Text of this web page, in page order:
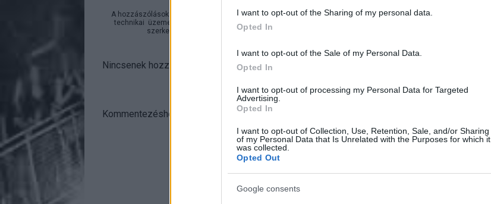
I want to opt-out of the Sharing of my personal data.
Opted In
I want to opt-out of the Sale of my Personal Data.
Opted In
I want to opt-out of processing my Personal Data for Targeted
Advertising.
Opted In
I want to opt-out of Collection, Use, Retention, Sale, and/or Sharing
of my Personal Data that Is Unrelated with the Purposes for which it
was collected.
Opted Out
Google consents
A hozzászólások a vonatkozó jogszabályokértelmében felhasználói tartalomnak minősülnek, értük a
technikai üzemeltetője semmilyen felelősséget nem vállal, azokat nem ellenőrzi. Kifogás esetén forduljon a blog
szerkesztőjéhez. Részletek a Felhasználási feltételekben
Nincsenek hozzászólások.
Kommentezéshez regisztrálj